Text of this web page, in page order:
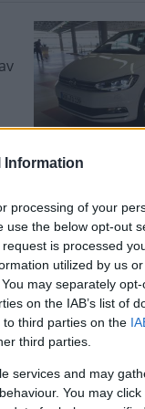
Information
processing of your
use the below opt-out
is processed
utilized by us
may separately
on the IAB’s list of
third parties on the
third parties.
services and may
You may